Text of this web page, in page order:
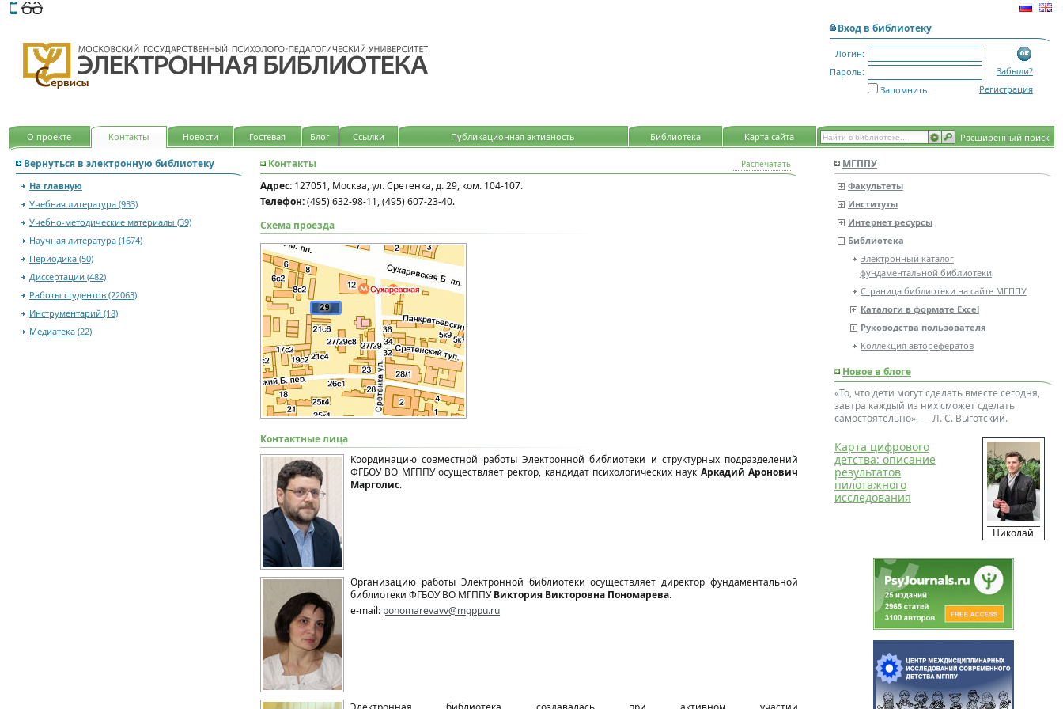
Этот сайт поддерживает
Вход в библиотеку
Логин:
Пароль:
Забыли?
Регистрация
Запомнить
О проекте Контакты Новости Гостевая Блог Ссылки Публикационная активность Библиотека Карта сайта Расширенный поиск
Вернуться в электронную библиотеку
На главную
Учебная литература (933)
Учебно-методические материалы (39)
Научная литература (1674)
Периодика (50)
Диссертации (482)
Работы студентов (22063)
Инструментарий (18)
Медиатека (22)
Распечатать
Контакты
Адрес: 127051, Москва, ул. Сретенка, д. 29, ком. 104-107.
Телефон:(495) 632-98-11, (495) 607-23-40.
Схема проезда
Контактные лица
Координацию совместной работы Электронной библиотеки и структурных подразделений
ФГБОУ ВО МГППУ осуществляет ректор, кандидат психологических наук Аркадий Аронович
Марголис.
Организацию работы Электронной библиотеки осуществляет директор фундаментальной
библиотеки ФГБОУ ВО МГППУВиктория Викторовна Пономарева.
e-mail: ponomarevavv@mgppu.ru
МГППУ
Факультеты
Институты
Интернет ресурсы
Библиотека
Электронный каталог
фундаментальной библиотеки
Страница библиотеки на сайте МГППУ
Каталоги в формате Excel
Руководства пользователя
Коллекция авторефератов
Новое в блоге
«То, что дети могут сделать вместе сегодня,
завтра каждый из них сможет сделать
самостоятельно», — Л. С. Выготский.
Николай
Карта цифрового
детства: описание
результатов
пилотажного
исследования